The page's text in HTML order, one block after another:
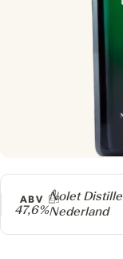
Producer
Nolet
Nederland
ABV
47,6%